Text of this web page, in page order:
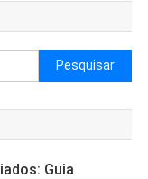
Pesquisar
por:
Guia